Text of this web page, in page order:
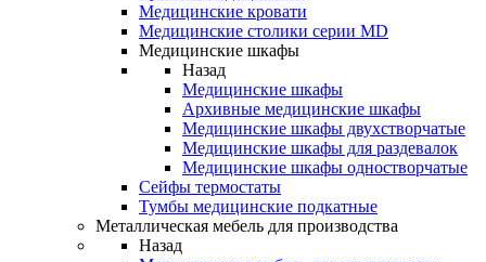
Медицинские кровати
Медицинские столики серии MD
Медицинские шкафы
Назад
Медицинские шкафы
Архивные медицинские шкафы
Медицинские шкафы двухстворчатые
Медицинские шкафы для раздевалок
Медицинские шкафы одностворчатые
Сейфы термостаты
Тумбы медицинские подкатные
Металлическая мебель для производства
Назад